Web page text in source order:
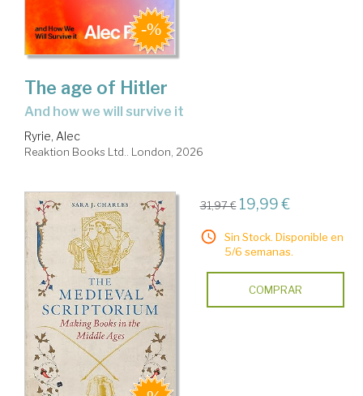
The age of Hitler
and how we will survive it
Ryrie, Alec
Reaktion Books Ltd.. London, 2026
31,97 € 19,99 €
Sin Stock. Disponible en
5/6 semanas.
COMPRAR